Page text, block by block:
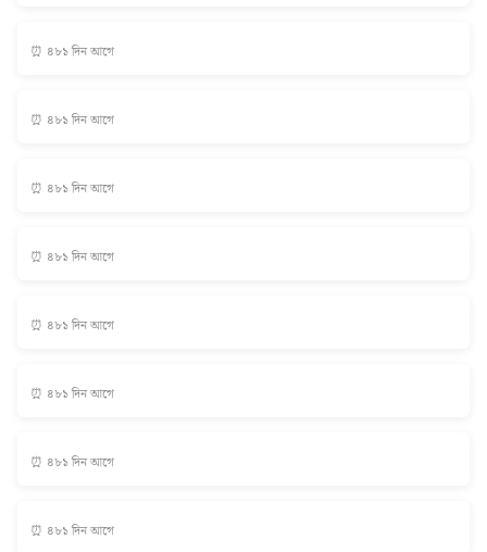
⏰ ৪৮১ দিন আগে
⏰ ৪৮১ দিন আগে
⏰ ৪৮১ দিন আগে
⏰ ৪৮১ দিন আগে
⏰ ৪৮১ দিন আগে
⏰ ৪৮১ দিন আগে
⏰ ৪৮১ দিন আগে
⏰ ৪৮১ দিন আগে